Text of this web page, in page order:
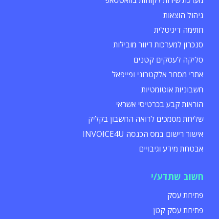
ניהול הוצאות
חתימה דיגיטלית
סנכרון למערכות דיוור מובילות
סליקה לעסקים קטנים
אתרי מסחר אלקטרוני ופייפאל
חשבוניות אוטומטיות
הוראות קבע בכרטיסי אשראי
שליחת מסמכים לרואה החשבון בקליק
אישור רישום במס הכנסה INVOICE4U
אבטחת מידע וגיבויים
חשוב שתדע/י
פתיחת עסק
פתיחת עסק קטן